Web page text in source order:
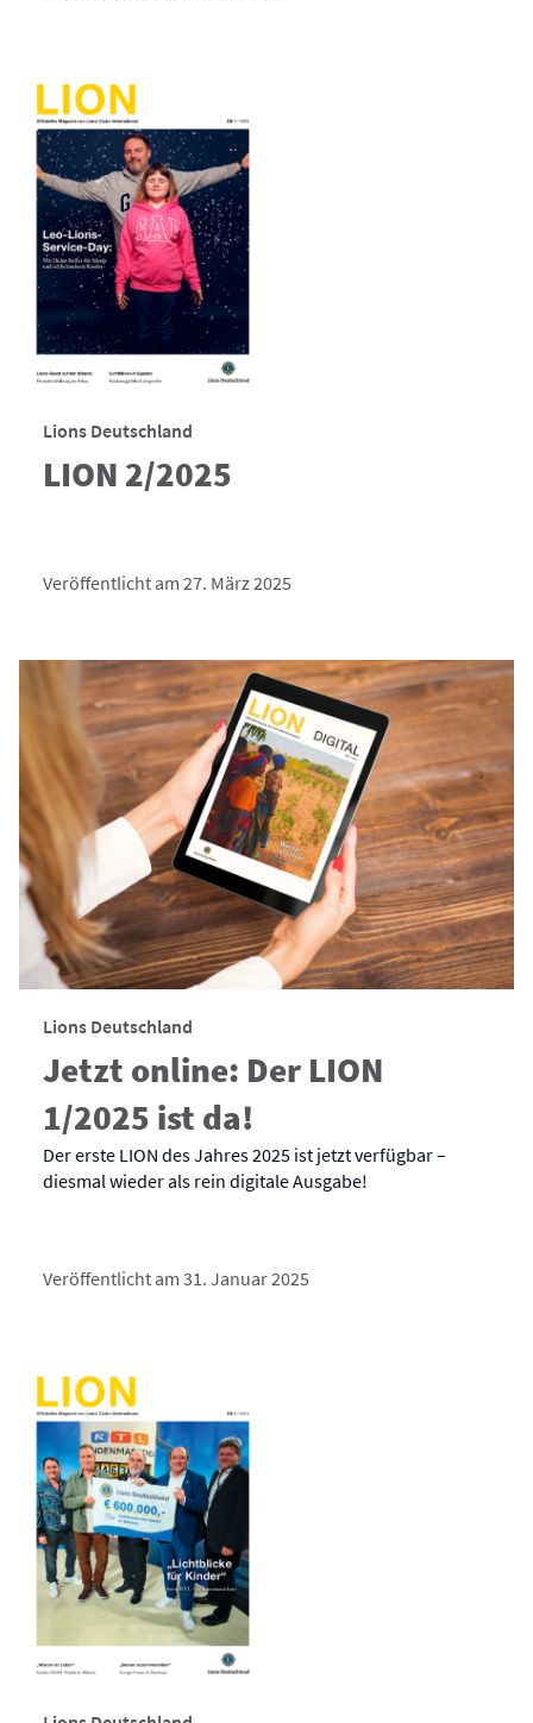
Lions Deutschland
LION 2/2025
Veröffentlicht am 27. März 2025
Lions Deutschland
Jetzt online: Der LION
1/2025 ist da!
Der erste LION des Jahres 2025 ist jetzt verfügbar –
diesmal wieder als rein digitale Ausgabe!
Veröffentlicht am 31. Januar 2025